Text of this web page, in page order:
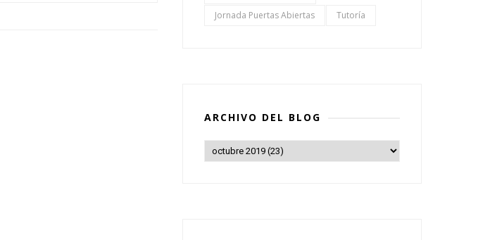
Jornada Puertas Abiertas
Tutoría
ARCHIVO DEL BLOG